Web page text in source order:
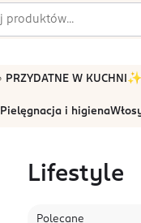
PRZYDATNE W KUCHNI ✨
Pielęgnacja i higiena
Lifestyle
Polecane